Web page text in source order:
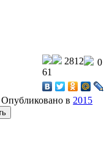
0
2812
61
Опубликовано в 2015